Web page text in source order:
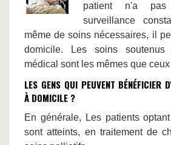
patient n'a pas
surveillance
même de soins nécessaires, il
domicile. Les soins soutenus
médical sont les mêmes que
LES GENS QUI PEUVENT BÉNÉFICIER
À DOMICILE ?
En générale, Les patients
sont atteints, en traitement de